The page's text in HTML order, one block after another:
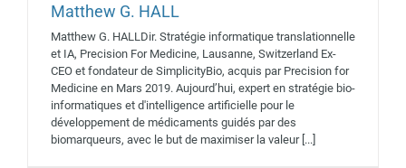
Matthew G. HALL
Matthew G. HALLDir. Stratégie informatique translationnelle
et IA, Precision For Medicine, Lausanne, Switzerland Ex-
CEO et fondateur de SimplicityBio, acquis par Precision for
Medicine en Mars 2019. Aujourd’hui, expert en stratégie bio-
informatiques et d'intelligence artificielle pour le
développement de médicaments guidés par des
biomarqueurs, avec le but de maximiser la valeur [...]
Sofiène MHEDHBI
Intervenants 2019